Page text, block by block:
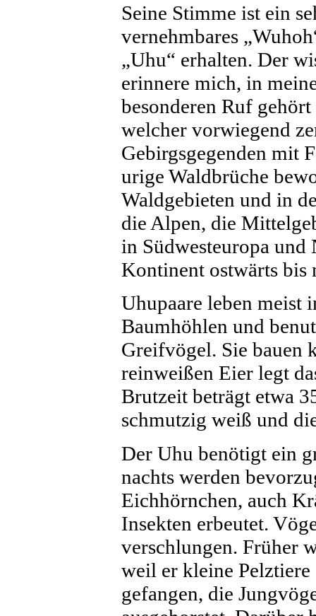
Seine Stimme ist ein
vernehmbares
„Uhu“ erhalten. Der
erinnere mich, in
besonderen Ruf
welcher vorwiegend
Gebirgsgegenden mit
urige Waldbrüche
Waldgebieten und in
die Alpen, die
in Südwesteuropa
Kontinent ostwärts bis
Uhupaare leben meist
Baumhöhlen und
Greifvögel. Sie bauen
reinweißen Eier legt
Brutzeit beträgt etwa
schmutzig weiß und
Der Uhu benötigt ein
nachts werden
Eichhörnchen, auch
Insekten erbeutet.
verschlungen. Früher
weil er kleine Pelztiere
gefangen, die